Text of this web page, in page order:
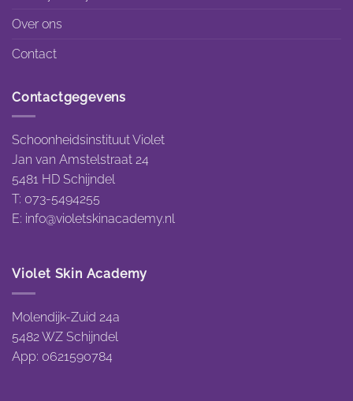
Over ons
Contact
Contactgegevens
Schoonheidsinstituut Violet
Jan van Amstelstraat 24
5481 HD Schijndel
T: 073-5494255
E: info@violetskinacademy.nl
Violet Skin Academy
Molendijk-Zuid 24a
5482 WZ Schijndel
App: 0621590784